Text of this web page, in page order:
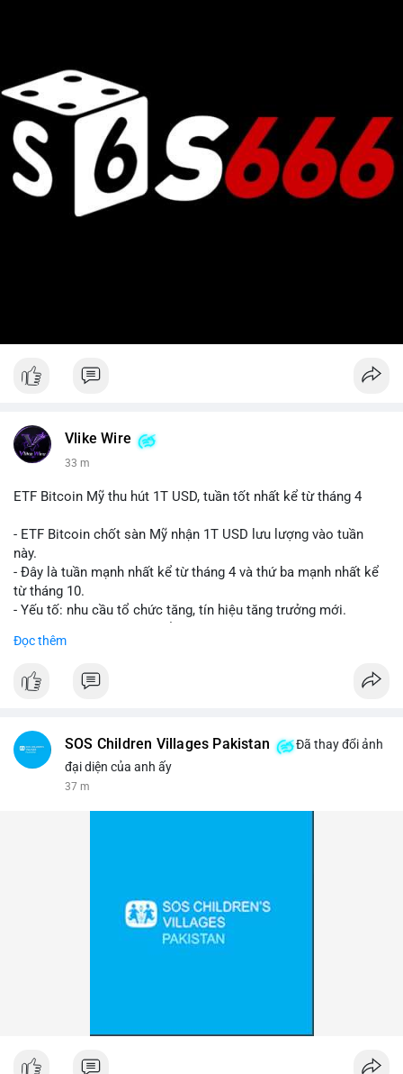
Vlike Wire
33 m
ETF Bitcoin Mỹ thu hút 1T USD, tuần tốt nhất kể từ tháng 4
- ETF Bitcoin chốt sàn Mỹ nhận 1T USD lưu lượng vào tuần
này.
- Đây là tuần mạnh nhất kể từ tháng 4 và thứ ba mạnh nhất kể
từ tháng 10.
- Yếu tố: nhu cầu tổ chức tăng, tín hiệu tăng trưởng mới.
dẫn.
#binancesquare
#vlikevn #titanbot
Đọc thêm
SOS Children Villages Pakistan
Đã thay đổi ảnh
đại diện của anh ấy
37 m